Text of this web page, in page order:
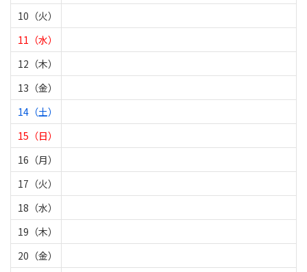
10（火）
11（水）
12（木）
13（金）
14（土）
15（日）
16（月）
17（火）
18（水）
19（木）
20（金）